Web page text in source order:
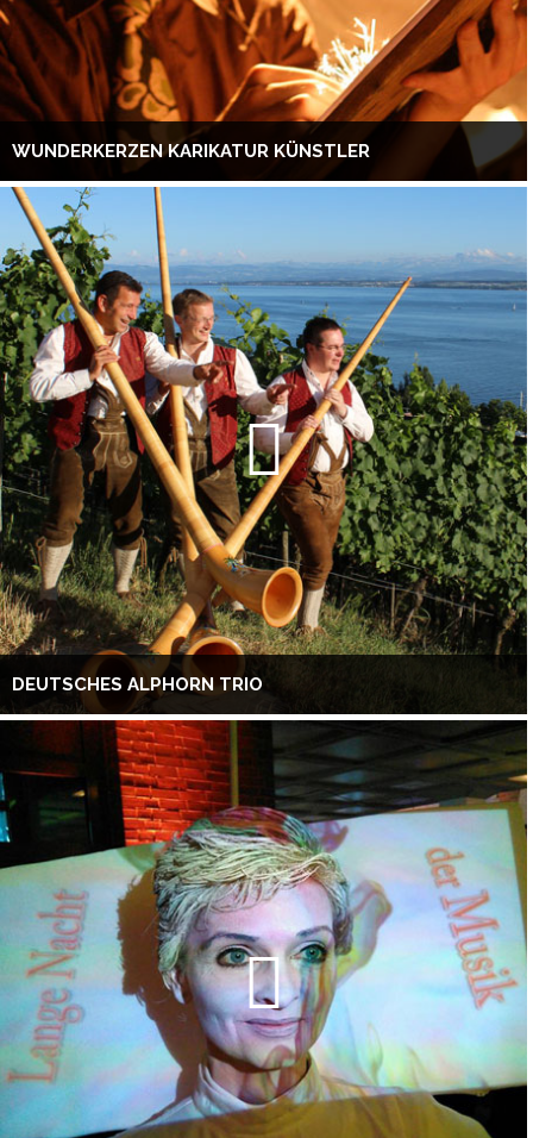
WUNDERKERZEN KARIKATUR KÜNSTLER
DEUTSCHES ALPHORN TRIO